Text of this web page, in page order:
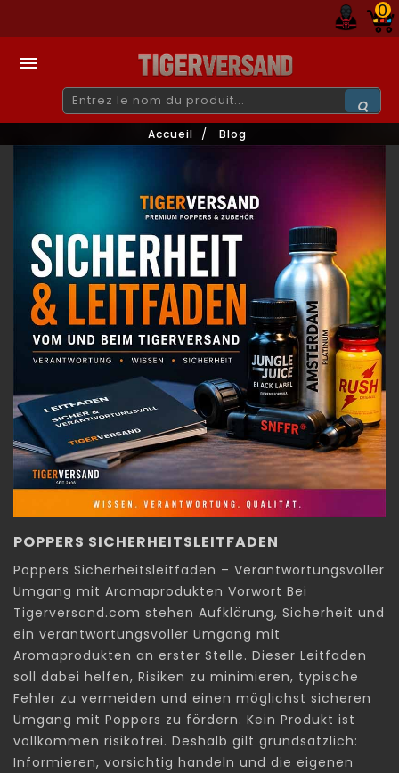
0

Accueil Blog
POPPERS SICHERHEITSLEITFADEN
Poppers Sicherheitsleitfaden – Verantwortungsvoller
Umgang mit Aromaprodukten Vorwort Bei
Tigerversand.com stehen Aufklärung, Sicherheit und
ein verantwortungsvoller Umgang mit
Aromaprodukten an erster Stelle. Dieser Leitfaden
soll dabei helfen, Risiken zu minimieren, typische
Fehler zu vermeiden und einen möglichst sicheren
Umgang mit Poppers zu fördern. Kein Produkt ist
vollkommen risikofrei. Deshalb gilt grundsätzlich:
Informieren, vorsichtig handeln und die eigenen